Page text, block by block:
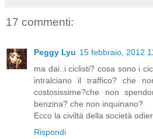
17 commenti:
Peggy Lyu 15 febbraio, 2012
ma dai..i ciclisti? cosa sono i
intralciano il traffico? che
costosissime?che non
benzina? che non inquinano?
Ecco la civiltà della società
Rispondi